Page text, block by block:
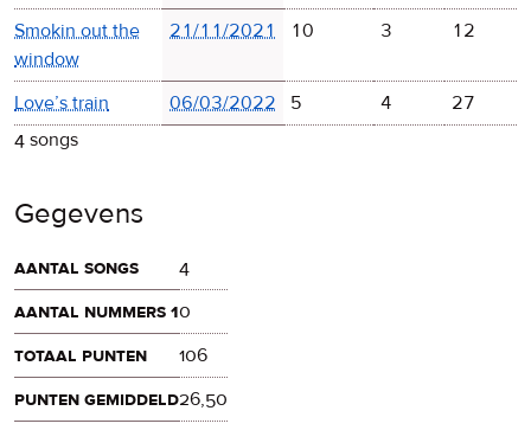
Smokin out the
window
21/11/2021 10 3 12
Love’s train 06/03/2022 5 4
27
4 songs
Gegevens
aantal songs
4
aantal nummers 10
totaal punten
106
punten gemiddeld26,50